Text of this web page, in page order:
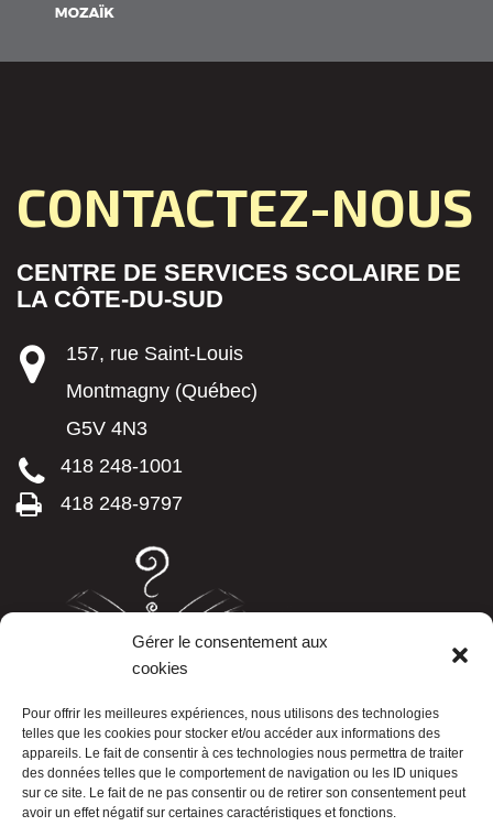
Gérer le consentement aux
cookies
Pour offrir les meilleures expériences, nous utilisons des technologies
telles que les cookies pour stocker et/ou accéder aux informations des
appareils. Le fait de consentir à ces technologies nous permettra de traiter
des données telles que le comportement de navigation ou les ID uniques
sur ce site. Le fait de ne pas consentir ou de retirer son consentement peut
avoir un effet négatif sur certaines caractéristiques et fonctions.
CONTACTEZ-NOUS
CENTRE DE SERVICES SCOLAIRE DE
LA CÔTE-DU-SUD
157, rue Saint-Louis
Montmagny (Québec)
G5V 4N3
418 248-1001
418 248-9797
LISTE TÉLÉPHONIQUE